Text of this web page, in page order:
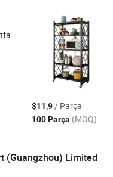
$11,9/ Parça
100 Parça (MOQ)
(Guangzhou) Limited